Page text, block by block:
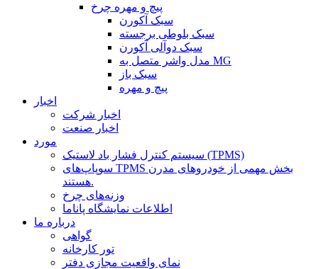
پیچ و مهره چرخ
سبک آکورن
سبک بلوطی برجسته
سبک دوآلی آکورن
مدل واشر متصل به MG
سبک باز
پیچ و مهره
اخبار
اخبار شرکت
اخبار صنعت
مورد
سیستم کنترل فشار باد لاستیک (TPMS)
سوپاپ‌های TPMS بخش مهمی از خودروهای مدرن
هستند.
وزنه‌های چرخ
اطلاعات نمایشگاه پاناما
درباره ما
گواهی
تور کارخانه
نمای واقعیت مجازی دفتر